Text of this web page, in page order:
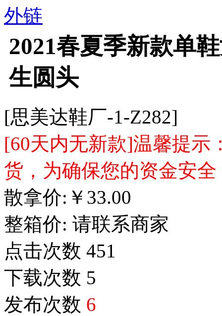
外链
2021春夏季新款单
生圆头
[思美达鞋厂-1-Z282]
[60天内无新款]温馨提示
货，为确保您的资金安
散拿价: ￥ 33.00
整箱价: 请联系商家
点击次数 451
下载次数 5
发布次数 6